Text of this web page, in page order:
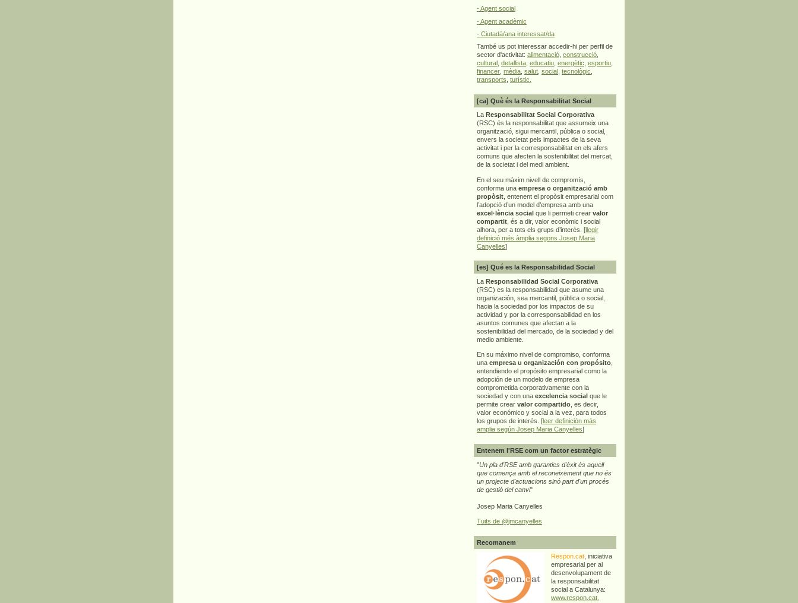
- Agent social
- Agent acadèmic
- Ciutadà/ana interessat/da
També us pot interessar accedir-hi per perfil de
sector d'activitat: alimentació construcció
cultural detallista educatiu energètic esportiu
financer mèdia salut social tecnològic
transports turístic.
[ca] Què és la Responsabilitat Social
La Responsabilitat Social Corporativa
(RSC) és la responsabilitat que assumeix una
organització, sigui mercantil, pública o social,
envers la societat pels impactes de la seva
activitat i per la corresponsabilitat en els afers
comuns que afecten la sostenibilitat del mercat,
de la societat i del medi ambient.
En el seu màxim nivell de compromís,
conforma una empresa o organització amb
propòsit , entenent el propòsit empresarial com
l’adopció d’un model d’empresa amb una
excel·lència social que li permeti crear valor
compartit , és a dir, valor econòmic i social
alhora, per a tots els grups d’interès. [llegir
definició més àmplia segons Josep Maria
Canyelles]
[es] Qué es la Responsabilidad Social
La Responsabilidad Social Corporativa
(RSC) es la responsabilidad que asume una
organización, sea mercantil, pública o social,
hacia la sociedad por los impactos de su
actividad y por la corresponsabilidad en los
asuntos comunes que afectan a la
sostenibilidad del mercado, de la sociedad y del
medio ambiente.
En su máximo nivel de compromiso, conforma
una empresa u organización con propósito
entendiendo el propósito empresarial como la
adopción de un modelo de empresa
comprometida corporativamente con la
sociedad y con una excelencia social que le
permite crear valor compartido , es decir,
valor económico y social a la vez, para todos
los grupos de interés. [leer definición más
amplia según Josep Maria Canyelles]
Entenem l'RSE com un factor estratègic
"Un pla d'RSE amb garanties d'èxit és aquell
que comença amb el reconeixement que no és
un projecte d'actuacions sinó part d'un procés
de gestió del canvi"
Josep Maria Canyelles
Tuits de @jmcanyelles
Recomanem
Respon.cat , iniciativa
empresarial per al
desenvolupament de
la responsabilitat
social a Catalunya:
www.respon.cat.